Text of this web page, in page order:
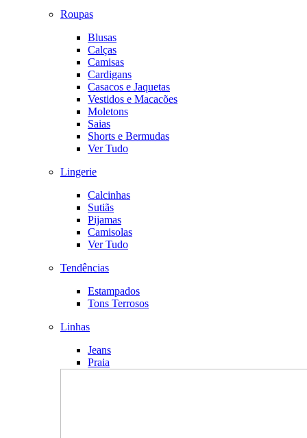
Roupas
Blusas
Calças
Camisas
Cardigans
Casacos e Jaquetas
Vestidos e Macacões
Moletons
Saias
Shorts e Bermudas
Ver Tudo
Lingerie
Calcinhas
Sutiãs
Pijamas
Camisolas
Ver Tudo
Tendências
Estampados
Tons Terrosos
Linhas
Jeans
Praia